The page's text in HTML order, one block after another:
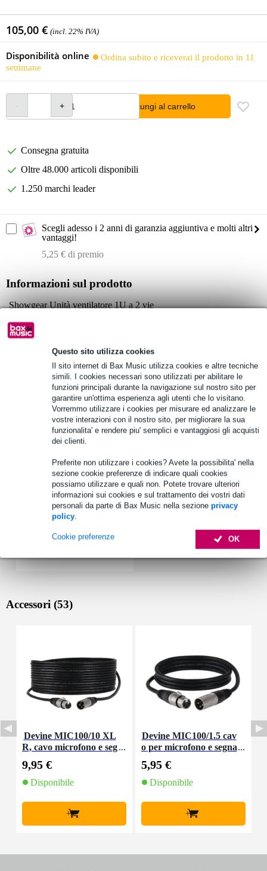
Questo sito utilizza cookies
Il sito internet di Bax Music utilizza cookies e altre tecniche
simili. I cookies necessari sono utilizzati per abilitare le
funzioni principali durante la navigazione sul nostro sito per
garantire un'ottima esperienza agli utenti che lo visitano.
Vorremmo utilizzare i cookies per misurare ed analizzare le
vostre interazioni con il nostro sito, per migliorare la sua
funzionalita' e rendere piu' semplici e vantaggiosi gli acquisti
dei clienti.
Preferite non utilizzare i cookies? Avete la possibilita' nella
sezione cookie preferenze di indicare quali cookies
possiamo utilizzare e quali non. Potete trovare ulteriori
informazioni sui cookies e sul trattamento dei vostri dati
personali da parte di Bax Music nella sezione privacy
policy.
OK
Cookie preferenze
105,00 € (incl. 22% IVA)
Disponibilità online
Ordina subito e riceverai il prodotto in 11
settimane
Aggiungi al carrello
Consegna gratuita
Oltre 48.000 articoli disponibili
1.250 marchi leader
Scegli adesso i 2 anni di garanzia aggiuntiva e molti altri
vantaggi!
5,25 € di premio
Informazioni sul prodotto
Showgear Unità ventilatore 1U a 2 vie
Ventilatore da 19 pollici con termostato
Specifiche complete
Vedi anche (4)
Vedi anche (1)
Accessori (53)
Devine MIC100/10 XL
R, cavo microfono e seg
9,95 €
Disponibile
+
Devine MIC100/1.5 cav
o per microfono e segna
5,95 €
Disponibile
+